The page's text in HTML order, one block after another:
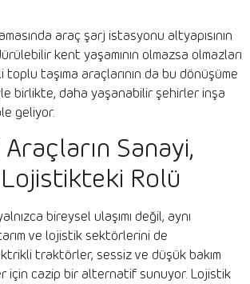
araç şarj istasyonu altyapısının
kent yaşamının olmazsa olmazları
toplu taşıma araçlarının da bu dönüşüme
birlikte, daha yaşanabilir şehirler inşa
geliyor.
Sanayi,
Lojistikteki Rolü
bireysel ulaşımı değil, aynı
ve lojistik sektörlerini de
traktörler, sessiz ve düşük bakım
için cazip bir alternatif sunuyor. Lojistik